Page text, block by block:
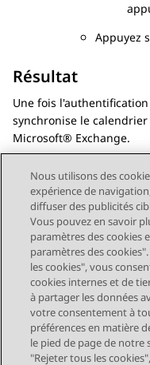
Appuyez
Résultat
Une fois
synchronise le
Microsoft® Exchange.
Send Feedback
Navigation par
Sujet précédent
STAY
Nous utilisons des
expérience de
diffuser des publicités
Vous pouvez en savoir
paramètres des cookies
paramètres des
les cookies", vous
cookies internes et de
à partager les données
votre consentement à
préférences en matière
le pied de page de notre
"Rejeter tous les